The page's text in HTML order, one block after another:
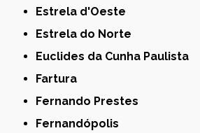
Estrela d'Oeste
Estrela do Norte
Euclides da Cunha Paulista
Fartura
Fernando Prestes
Fernandópolis